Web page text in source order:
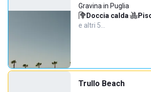
Gravina in Puglia
Doccia calda·
e altri 5…
Trullo Beach